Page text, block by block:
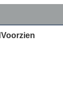
Voorzien